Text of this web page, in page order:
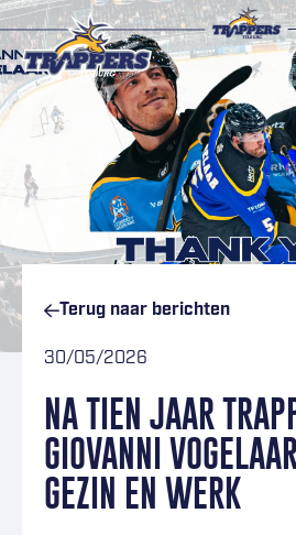
Ga naar inhoud
Terug naar berichten
30/05/2026
NA TIEN JAAR
GIOVANNI
GEZIN EN WERK